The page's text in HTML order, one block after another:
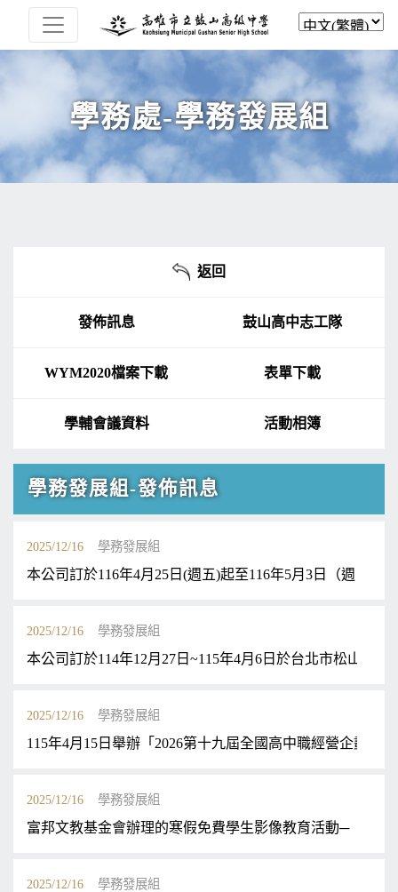
學務處-學務發展組
返回
發佈訊息 鼓山高中志工隊
WYM2020檔案下載 表單下載
學輔會議資料 活動相簿
學務發展組-發佈訊息
2025/12/16 學務發展組
本公司訂於116年4月25日(週五)起至116年5月3日（週日
2025/12/16 學務發展組
本公司訂於114年12月27日~115年4月6日於台北市松山文
2025/12/16 學務發展組
115年4月15日舉辦「2026第十九屆全國高中職經營企劃案
2025/12/16 學務發展組
富邦文教基金會辦理的寒假免費學生影像教育活動─「
2025/12/16 學務發展組